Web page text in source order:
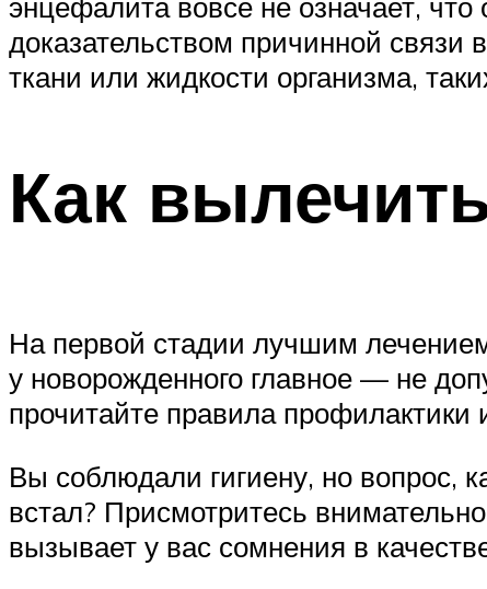
доказательством причинной связи
ткани или жидкости организма,
Как
На первой стадии лучшим
у новорожденного главное — не
прочитайте правила
Вы соблюдали гигиену, но вопрос,
встал? Присмотритесь
вызывает у вас сомнения в